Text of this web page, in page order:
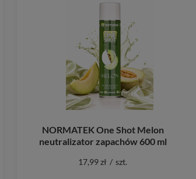
NORMATEK One Shot Melon
neutralizator zapachów 600 ml
17,99 zł / szt.